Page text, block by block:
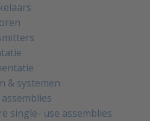
& systemen
single- use assemblies